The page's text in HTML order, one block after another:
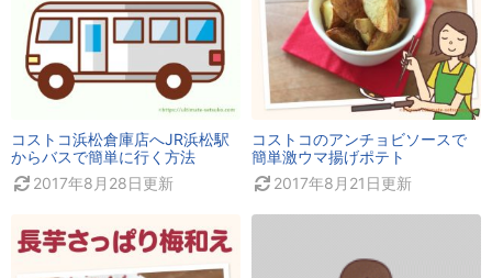
コストコ浜松倉庫店へJR浜松駅
からバスで簡単に行く方法
2017年8月28日更新
コストコのアンチョビソースで
簡単激ウマ揚げポテト
2017年8月21日更新